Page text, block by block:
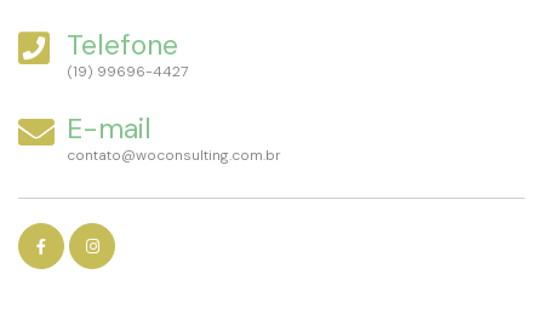
Telefone
(19) 99696-4427
E-mail
contato@woconsulting.com.br